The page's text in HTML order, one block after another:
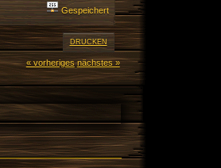
Gespeichert
DRUCKEN
« vorheriges nächstes »